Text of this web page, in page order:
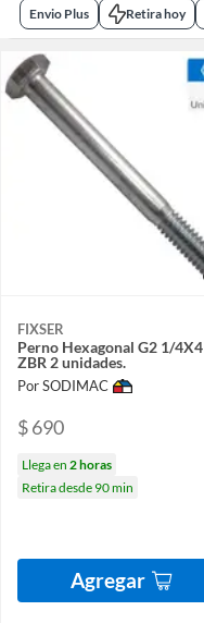
Envio Plus Retira hoy
FIXSER
Perno Hexagonal G2 1/4X4
ZBR 2 unidades.
Por SODIMAC
$ 690
Llega en 2 horas
Retira desde 90 min
Agregar